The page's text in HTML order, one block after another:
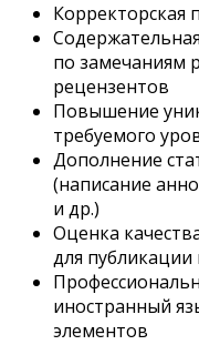
Корректорская
по замечаниям
рецензентов
Повышение
требуемого
Дополнение
(написание
и др.)
Оценка
для
иностранный
элементов